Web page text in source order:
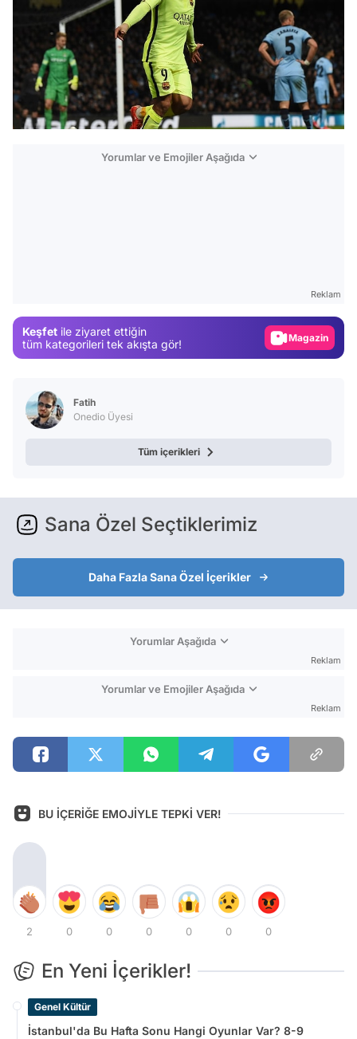
Yorumlar ve Emojiler Aşağıda
Reklam
Keşfet ile ziyaret ettiğin
tüm kategorileri tek akışta gör!
Magazin
Fatih
Onedio Üyesi
Tüm içerikleri
Sana Özel Seçtiklerimiz
Daha Fazla Sana Özel İçerikler
Yorumlar Aşağıda
Reklam
Yorumlar ve Emojiler Aşağıda
Reklam
BU İÇERİĞE EMOJİYLE TEPKİ VER!
2 0 0 0 0 0 0
En Yeni İçerikler!
Genel Kültür
İstanbul'da Bu Hafta Sonu Hangi Oyunlar Var? 8-9